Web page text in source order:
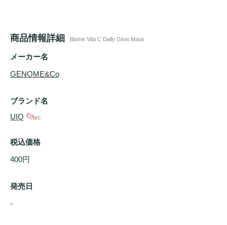
商品情報詳細 Biome Vita C Daily Glow Mask
メーカー名
GENOME&Co
ブランド名
UIQ
税込価格
400円
発売日
-